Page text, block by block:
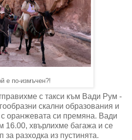
е по-измъчен?!
с такси към Вади Рум -
скални образования и
оранжевата си премяна. Вади
16.00, хвърлихме багажа и се
разходка из пустинята.